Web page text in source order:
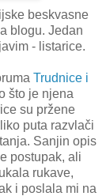
beskvasne
blogu. Jedan
- listarice.
Trudnice i
što je njena
su pržene
puta razvlači
Sanjin opis
postupak, ali
rukave,
i poslala mi na